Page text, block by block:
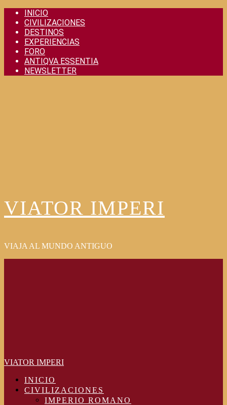
Skip
content
INICIO
CIVILIZACIONES
DESTINOS
EXPERIENCIAS
FORO
ANTIQVA ESSENTIA
NEWSLETTER
VIATOR IMPERI
VIAJA AL MUNDO ANTIGUO
VIATOR IMPERI
INICIO
CIVILIZACIONES
IMPERIO ROMANO